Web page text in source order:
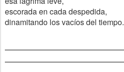
escorada en cada despedida,
dinamitando los vacíos del tiempo.